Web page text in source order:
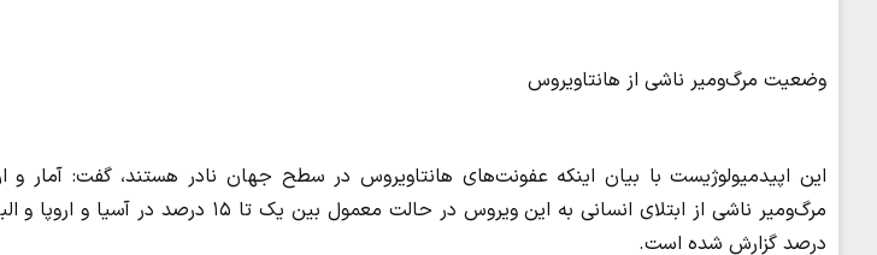
وضعیت مرگ‌ومیر ناشی از هانتاویروس
این اپیدمیولوژیست با بیان اینکه عفونت‌های هانتاویروس در سطح جهان نادر هستند، گفت: آمار و
درصد گزارش شده است.